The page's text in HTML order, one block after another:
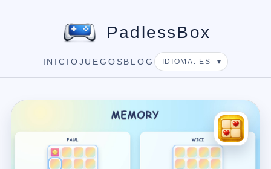
PadlessBox
INICIOJUEGOSBLOG IDIOMA: ES